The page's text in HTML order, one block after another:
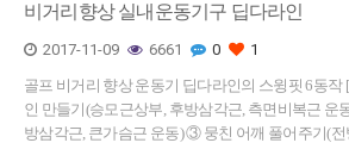
비거리향상 실내운동기구 딥다라인
2017-11-09 6661 0
1
골프 비거리 향상 운동기 딥다라인의 스윙핏 6동
인 만들기(승모근상부, 후방삼각근, 측면비복근 운
방삼각근, 큰가슴근 운동) ③ 뭉친 어깨 풀어주기(